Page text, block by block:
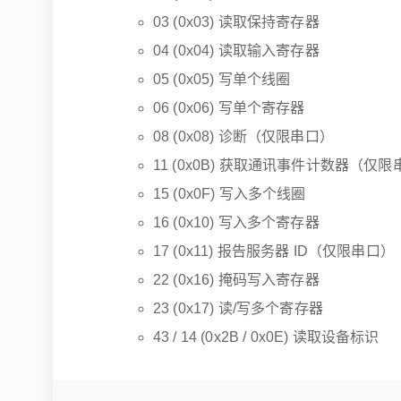
03 (0x03) 读取保持寄存器
04 (0x04) 读取输入寄存器
05 (0x05) 写单个线圈
06 (0x06) 写单个寄存器
08 (0x08) 诊断（仅限串口）
11 (0x0B) 获取通讯事件计数器（仅限
15 (0x0F) 写入多个线圈
16 (0x10) 写入多个寄存器
17 (0x11) 报告服务器 ID（仅限串口）
22 (0x16) 掩码写入寄存器
23 (0x17) 读/写多个寄存器
43 / 14 (0x2B / 0x0E) 读取设备标识